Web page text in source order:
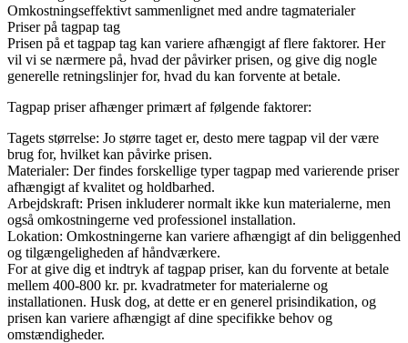
Omkostningseffektivt sammenlignet med andre tagmaterialer
Priser på tagpap tag
Prisen på et tagpap tag kan variere afhængigt af flere faktorer. Her
vil vi se nærmere på, hvad der påvirker prisen, og give dig nogle
generelle retningslinjer for, hvad du kan forvente at betale.
Tagpap priser afhænger primært af følgende faktorer:
Tagets størrelse: Jo større taget er, desto mere tagpap vil der være
brug for, hvilket kan påvirke prisen.
Materialer: Der findes forskellige typer tagpap med varierende priser
afhængigt af kvalitet og holdbarhed.
Arbejdskraft: Prisen inkluderer normalt ikke kun materialerne, men
også omkostningerne ved professionel installation.
Lokation: Omkostningerne kan variere afhængigt af din beliggenhed
og tilgængeligheden af håndværkere.
For at give dig et indtryk af tagpap priser, kan du forvente at betale
mellem 400-800 kr. pr. kvadratmeter for materialerne og
installationen. Husk dog, at dette er en generel prisindikation, og
prisen kan variere afhængigt af dine specifikke behov og
omstændigheder.